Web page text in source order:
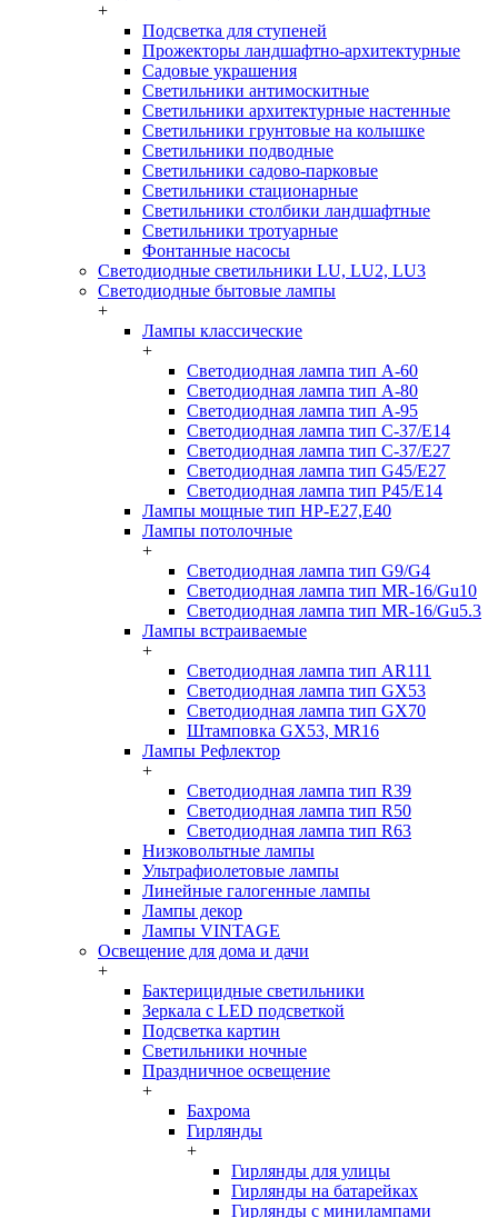
+
Подсветка для ступеней
Прожекторы ландшафтно-архитектурные
Садовые украшения
Светильники антимоскитные
Светильники архитектурные настенные
Светильники грунтовые на колышке
Светильники подводные
Светильники садово-парковые
Светильники стационарные
Светильники столбики ландшафтные
Светильники тротуарные
Фонтанные насосы
Светодиодные светильники LU, LU2, LU3
Светодиодные бытовые лампы
+
Лампы классические
+
Светодиодная лампа тип A-60
Светодиодная лампа тип A-80
Светодиодная лампа тип A-95
Светодиодная лампа тип C-37/Е14
Светодиодная лампа тип C-37/Е27
Светодиодная лампа тип G45/E27
Светодиодная лампа тип P45/E14
Лампы мощные тип HP-E27,E40
Лампы потолочные
+
Светодиодная лампа тип G9/G4
Светодиодная лампа тип MR-16/Gu10
Светодиодная лампа тип MR-16/Gu5.3
Лампы встраиваемые
+
Светодиодная лампа тип AR111
Светодиодная лампа тип GX53
Светодиодная лампа тип GX70
Штамповка GX53, MR16
Лампы Рефлектор
+
Светодиодная лампа тип R39
Светодиодная лампа тип R50
Светодиодная лампа тип R63
Низковольтные лампы
Ультрафиолетовые лампы
Линейные галогенные лампы
Лампы декор
Лампы VINTAGE
Освещение для дома и дачи
+
Бактерицидные светильники
Зеркала с LED подсветкой
Подсветка картин
Светильники ночные
Праздничное освещение
+
Бахрома
Гирлянды
+
Гирлянды для улицы
Гирлянды на батарейках
Гирлянды с минилампами